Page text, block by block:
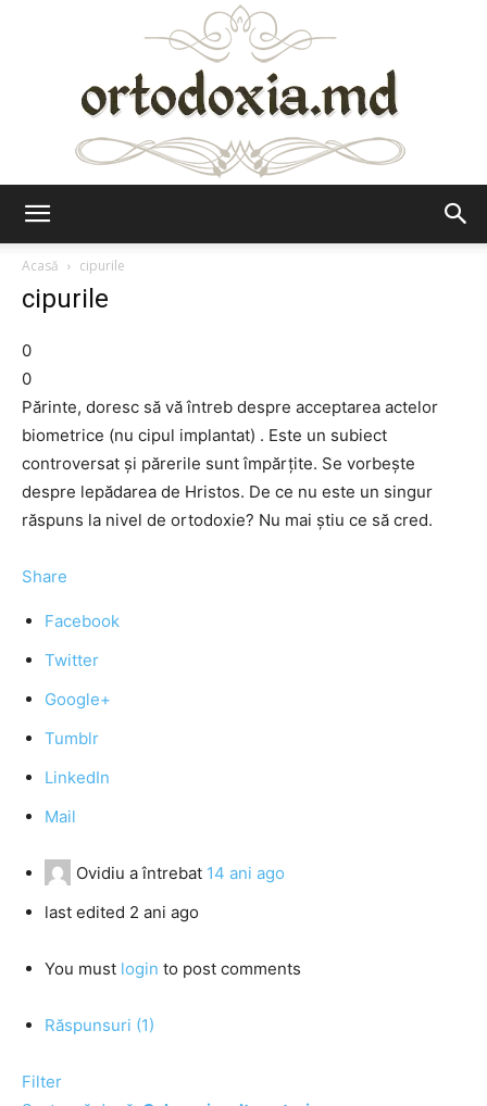
Acasă
cipurile
cipurile
0
0
Părinte, doresc să vă întreb despre acceptarea actelor
biometrice (nu cipul implantat) . Este un subiect
controversat şi părerile sunt împărţite. Se vorbeşte
despre lepădarea de Hristos. De ce nu este un singur
răspuns la nivel de ortodoxie? Nu mai ştiu ce să cred.
Share
Facebook
Twitter
Google+
Tumblr
LinkedIn
Mail
Ovidiu a întrebat 14 ani ago
last edited 2 ani ago
You must login to post comments
Răspunsuri (1)
Filter